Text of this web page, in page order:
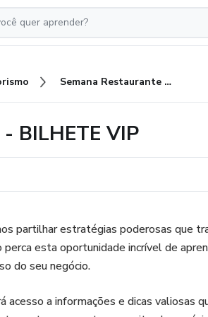
Semana Restaurante Vencedor - BILHETE VIP
BILHETE VIP
partilhar estratégias poderosas que
esta oportunidade incrível de
do seu negócio.
acesso a informações e dicas valiosas